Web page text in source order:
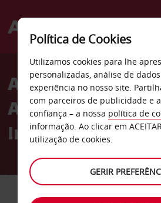
Welcome
AvisAluguer de
Av em
Indiana
CARRO
Política de Cookies
Utilizamos cookies para lhe
personalizadas, análise de
experiência no nosso site.
com parceiros de publicidade e
confiança – a nossa política de
informação. Ao clicar em
utilização de cookies.
GERIR